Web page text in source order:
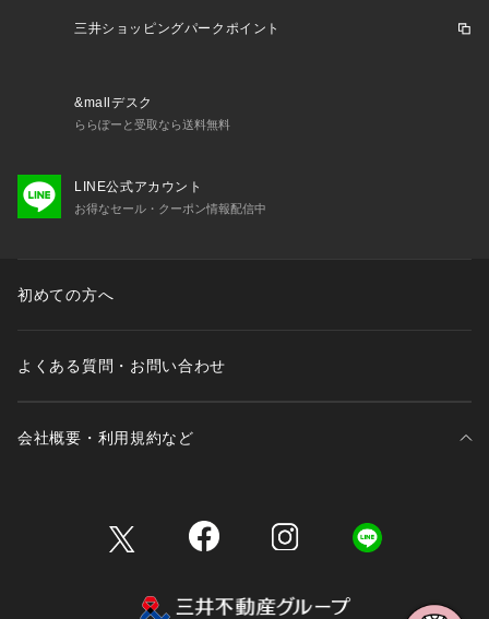
三井ショッピングパークポイント
&mallデスク
ららぽーと受取なら送料無料
LINE公式アカウント
お得なセール・クーポン情報配信中
初めての方へ
よくある質問・お問い合わせ
会社概要・利用規約など